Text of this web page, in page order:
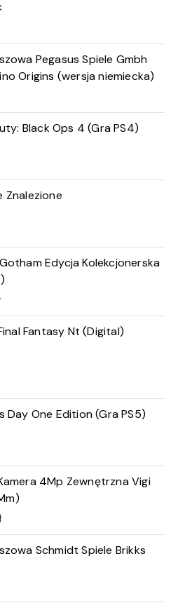
Pegasus Spiele Gmbh
Origins (wersja niemiecka)
Black Ops 4 (Gra PS4)
Znalezione
Edycja Kolekcjonerska
Fantasy Nt (Digital)
Day One Edition (Gra PS5)
4Mp Zewnętrzna Vigi
Schmidt Spiele Brikks